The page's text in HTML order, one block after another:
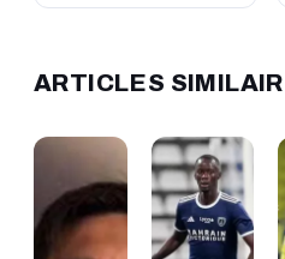
ARTICLES